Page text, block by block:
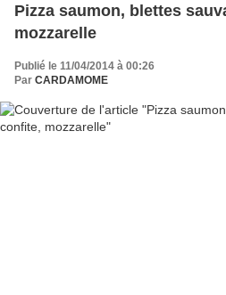
Pizza saumon, blettes
mozzarelle
Publié le 11/04/2014 à 00:26
Par CARDAMOME